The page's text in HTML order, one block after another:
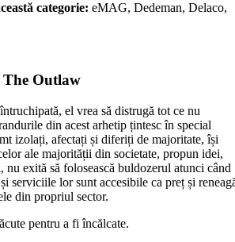
categorie: eMAG, Dedeman, Delaco,
Outlaw
el vrea să distrugă tot ce nu
din acest arhetip țintesc în special
izolați, afectați și diferiți de majoritate, își
ale majorității din societate, propun idei,
exită să folosească buldozerul atunci când
serviciile lor sunt accesibile ca preț și
din propriul sector.
pentru a fi încălcate.